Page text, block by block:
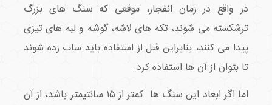
در واقع در زمان انفجار، موقعی که سنگ های بزرگ
ترشکسته می شوند، تکه های لاشه، گوشه و لبه های تیزی
پیدا می کنند، بنابراین قبل از استفاده باید ساب زده شوند
تا بتوان از آن ها استفاده کرد.
اما اگر ابعاد این سنگ ها کمتر از ۱۵ سانتیمتر باشد، از آن